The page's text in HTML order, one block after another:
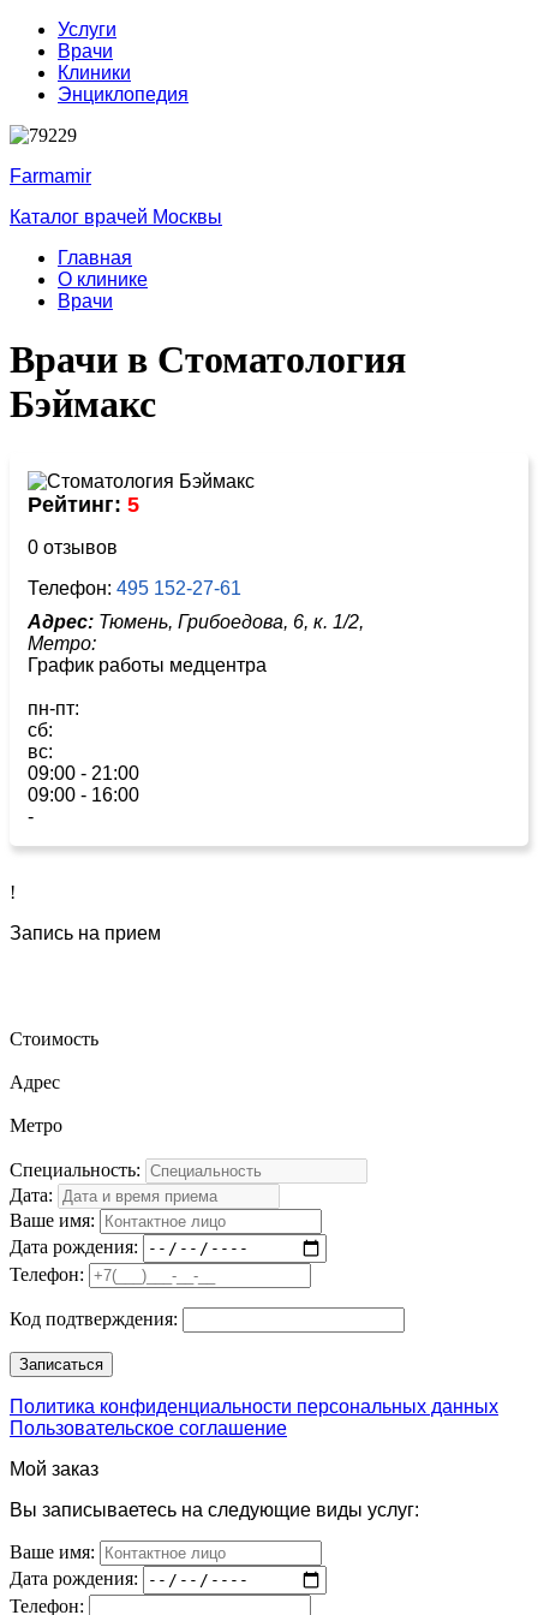
Услуги
Врачи
Клиники
Энциклопедия
Farmamir
Каталог врачей Москвы
Главная
О клинике
Врачи
Врачи в Стоматология
Бэймакс
Рейтинг: 5
0 отзывов
Телефон: 495 152-27-61
Адрес: Тюмень, Грибоедова, 6, к. 1/2,
Метро:
График работы медцентра
пн-пт:
сб:
вс:
09:00 - 21:00
09:00 - 16:00
-
!
Запись на прием
Стоимость
Адрес
Метро
Специальность:
Дата:
Ваше имя:
Дата рождения:
Телефон:
Код подтверждения:
Политика конфиденциальности персональных данных
Пользовательское соглашение
Мой заказ
Вы записываетесь на следующие виды услуг:
Ваше имя:
Дата рождения:
Телефон: